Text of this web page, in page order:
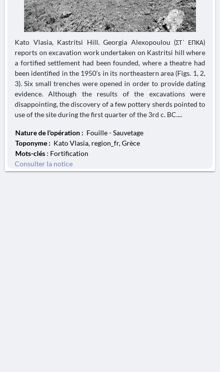
Kato Vlasia, Kastritsi Hill. Georgia Alexopoulou (ΣΤ΄ ΕΠΚΑ)
reports on excavation work undertaken on Kastritsi hill where
a fortified settlement had been founded, where a theatre had
been identified in the 1950’s in its northeastern area (Figs. 1, 2,
3). Six small trenches were opened in order to provide dating
evidence. Although the results of the excavations were
disappointing, the discovery of a few pottery sherds pointed to
use of the site during the first quarter of the 3rd c. BC....
Nature de l'opération : Fouille - Sauvetage
Toponyme : Kato Vlasia, region_fr, Grèce
Mots-clés : Fortification
Consulter la notice